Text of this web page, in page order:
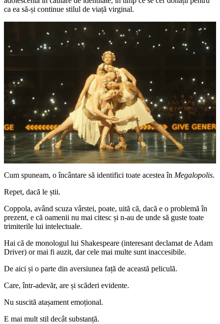
ca ea să-și continue stilul de viață virginal.
Cum spuneam, o încântare să identifici toate acestea în Megalopolis.
Repet, dacă le știi.
Coppola, având scuza vârstei, poate, uită că, dacă e o problemă în
prezent, e că oamenii nu mai citesc și n-au de unde să guste toate
trimiterile lui intelectuale.
Hai că de monologul lui Shakespeare (interesant declamat de Adam
Driver) or mai fi auzit, dar cele mai multe sunt inaccesibile.
De aici și o parte din aversiunea față de această peliculă.
Care, într-adevăr, are și scăderi evidente.
Nu suscită atașament emoțional.
E mai mult stil decât substanță.